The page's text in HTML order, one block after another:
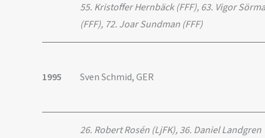
55. Kristoffer Hernbäck (FFF), 63. Vigor
(FFF), 72. Joar Sundman (FFF)
1995 Sven Schmid, GER
26. Robert Rosén (LjFK), 36. Daniel Landgren